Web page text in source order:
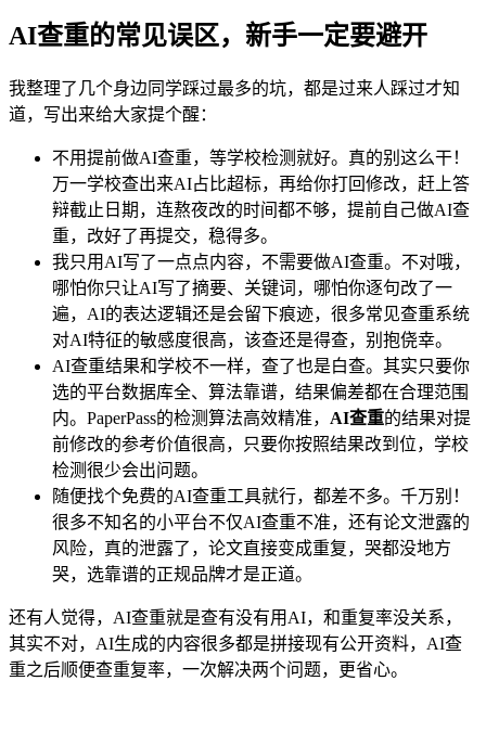
AI查重的常见误区，新手一定要避开
我整理了几个身边同学踩过最多的坑，都是过来人踩过才知
道，写出来给大家提个醒：
不用提前做AI查重，等学校检测就好。真的别这么干！
万一学校查出来AI占比超标，再给你打回修改，赶上答
辩截止日期，连熬夜改的时间都不够，提前自己做AI查
重，改好了再提交，稳得多。
我只用AI写了一点点内容，不需要做AI查重。不对哦，
哪怕你只让AI写了摘要、关键词，哪怕你逐句改了一
遍，AI的表达逻辑还是会留下痕迹，很多常见查重系统
对AI特征的敏感度很高，该查还是得查，别抱侥幸。
AI查重结果和学校不一样，查了也是白查。其实只要你
选的平台数据库全、算法靠谱，结果偏差都在合理范围
内。PaperPass的检测算法高效精准， AI查重的结果对提
前修改的参考价值很高，只要你按照结果改到位，学校
检测很少会出问题。
随便找个免费的AI查重工具就行，都差不多。千万别！
很多不知名的小平台不仅AI查重不准，还有论文泄露的
风险，真的泄露了，论文直接变成重复，哭都没地方
哭，选靠谱的正规品牌才是正道。
还有人觉得，AI查重就是查有没有用AI，和重复率没关系，
其实不对，AI生成的内容很多都是拼接现有公开资料，AI查
重之后顺便查重复率，一次解决两个问题，更省心。